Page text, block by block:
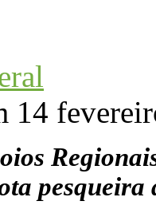
14
pesqueira